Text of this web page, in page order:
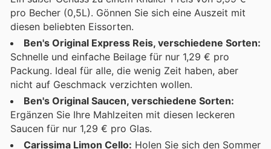
pro Becher (0,5L). Gönnen Sie sich eine Auszeit mit
diesen beliebten Eissorten.
Ben's Original Express Reis, verschiedene Sorten:
Schnelle und einfache Beilage für nur 1,29 € pro
Packung. Ideal für alle, die wenig Zeit haben, aber
nicht auf Geschmack verzichten wollen.
Ben's Original Saucen, verschiedene Sorten:
Ergänzen Sie Ihre Mahlzeiten mit diesen leckeren
Saucen für nur 1,29 € pro Glas.
Carissima Limon Cello: Holen Sie sich den Sommer